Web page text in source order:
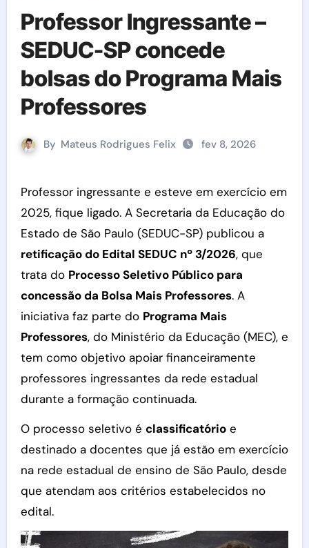
Professor Ingressante –
SEDUC-SP concede
bolsas do Programa Mais
Professores
By Mateus Rodrigues Felix fev 8, 2026
Professor ingressante e esteve em exercício em
2025, fique ligado. A Secretaria da Educação do
Estado de São Paulo (SEDUC-SP) publicou a
retificação do Edital SEDUC nº 3/2026, que
trata do Processo Seletivo Público para
concessão da Bolsa Mais Professores. A
iniciativa faz parte do Programa Mais
Professores, do Ministério da Educação (MEC), e
tem como objetivo apoiar financeiramente
professores ingressantes da rede estadual
durante a formação continuada.
O processo seletivo é classificatórioe
destinado a docentes que já estão em exercício
na rede estadual de ensino de São Paulo, desde
que atendam aos critérios estabelecidos no
edital.